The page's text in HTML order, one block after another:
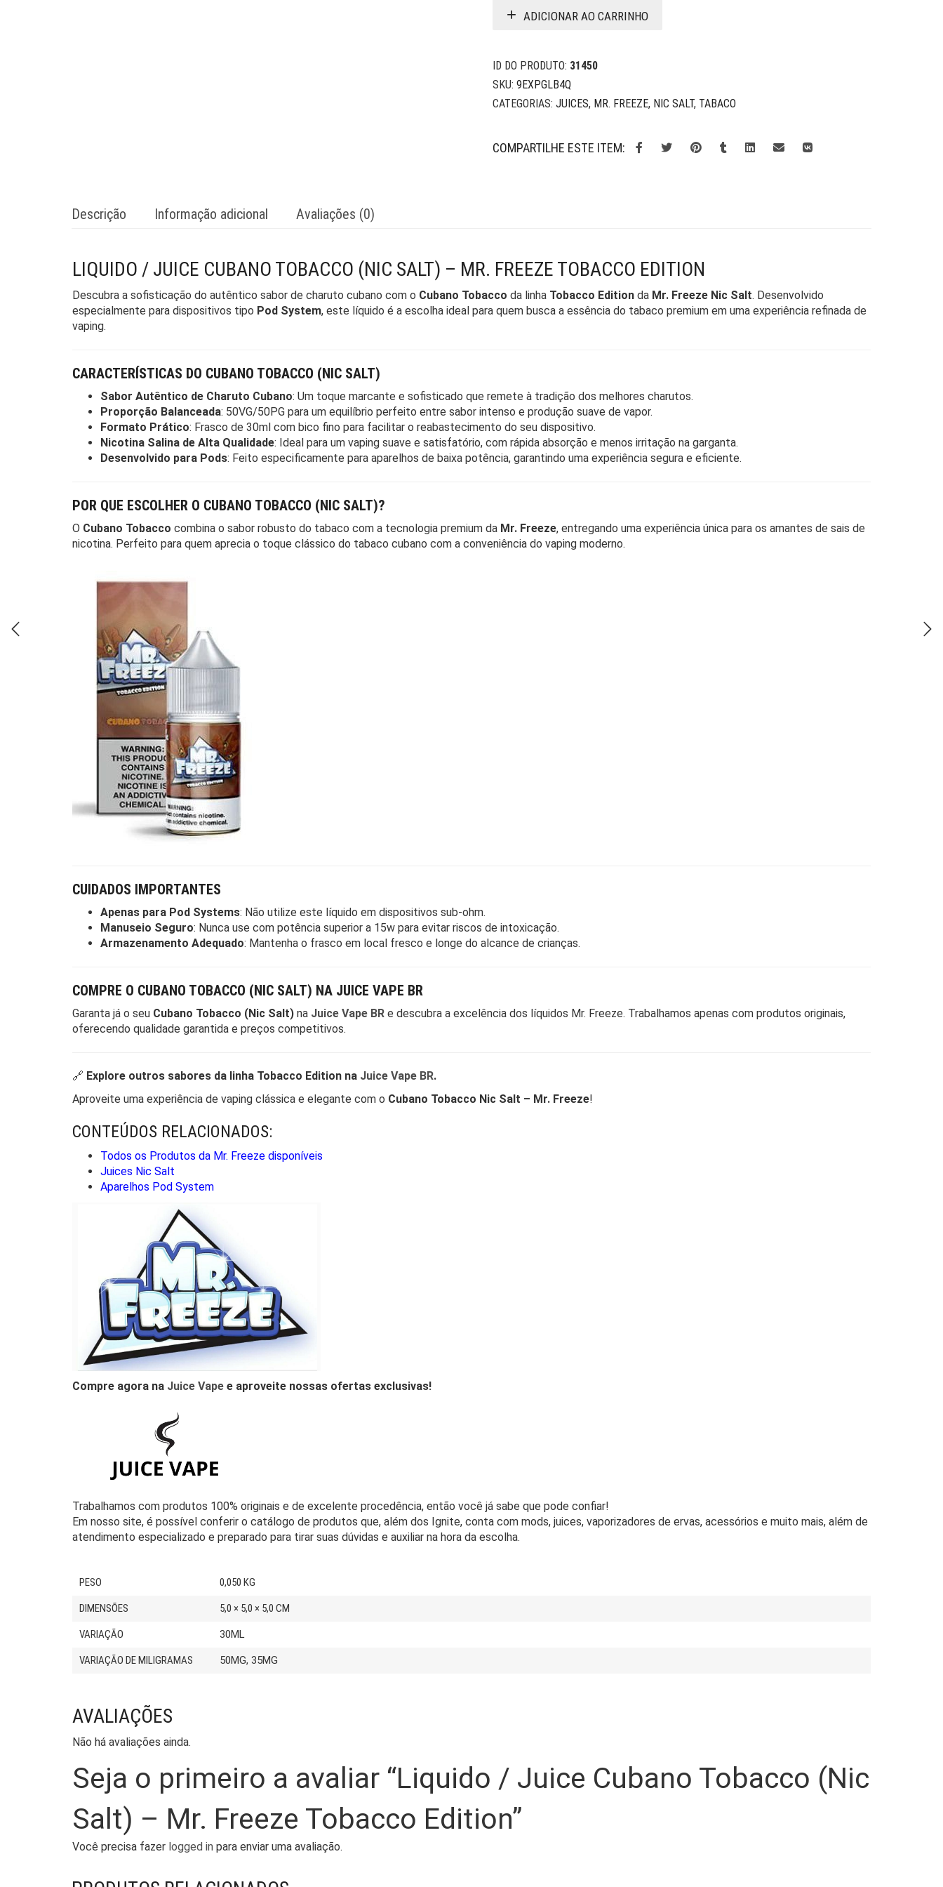
ADICIONAR AO CARRINHO
ID DO PRODUTO: 31450
SKU: 9EXPGLB4Q
CATEGORIAS: JUICES, MR. FREEZE, NIC SALT, TABACO
COMPARTILHE ESTE ITEM:
Descrição Informação adicional Avaliações (0)
LIQUIDO / JUICE CUBANO TOBACCO (NIC SALT) – MR. FREEZE TOBACCO EDITION
Descubra a sofisticação do autêntico sabor de charuto cubano com o Cubano Tobacco da linha Tobacco Edition da Mr. Freeze Nic Salt. Desenvolvido
especialmente para dispositivos tipo Pod System, este líquido é a escolha ideal para quem busca a essência do tabaco premium em uma experiência refinada de
vaping.
CARACTERÍSTICAS DO CUBANO TOBACCO (NIC SALT)
Sabor Autêntico de Charuto Cubano: Um toque marcante e sofisticado que remete à tradição dos melhores charutos.
Proporção Balanceada: 50VG/50PG para um equilíbrio perfeito entre sabor intenso e produção suave de vapor.
Formato Prático: Frasco de 30ml com bico fino para facilitar o reabastecimento do seu dispositivo.
Nicotina Salina de Alta Qualidade: Ideal para um vaping suave e satisfatório, com rápida absorção e menos irritação na garganta.
Desenvolvido para Pods: Feito especificamente para aparelhos de baixa potência, garantindo uma experiência segura e eficiente.
POR QUE ESCOLHER O CUBANO TOBACCO (NIC SALT)?
O Cubano Tobacco combina o sabor robusto do tabaco com a tecnologia premium da Mr. Freeze, entregando uma experiência única para os amantes de sais de
nicotina. Perfeito para quem aprecia o toque clássico do tabaco cubano com a conveniência do vaping moderno.
CUIDADOS IMPORTANTES
Apenas para Pod Systems: Não utilize este líquido em dispositivos sub-ohm.
Manuseio Seguro: Nunca use com potência superior a 15w para evitar riscos de intoxicação.
Armazenamento Adequado: Mantenha o frasco em local fresco e longe do alcance de crianças.
COMPRE O CUBANO TOBACCO (NIC SALT) NA JUICE VAPE BR
Garanta já o seu Cubano Tobacco (Nic Salt) na Juice Vape BR e descubra a excelência dos líquidos Mr. Freeze. Trabalhamos apenas com produtos originais,
oferecendo qualidade garantida e preços competitivos.
🔗 Explore outros sabores da linha Tobacco Edition na Juice Vape BR.
Aproveite uma experiência de vaping clássica e elegante com o Cubano Tobacco Nic Salt – Mr. Freeze!
CONTEÚDOS RELACIONADOS:
Todos os Produtos da Mr. Freeze disponíveis
Juices Nic Salt
Aparelhos Pod System
Compre agora na Juice Vape e aproveite nossas ofertas exclusivas!
Trabalhamos com produtos 100% originais e de excelente procedência, então você já sabe que pode confiar!
Em nosso site, é possível conferir o catálogo de produtos que, além dos Ignite, conta com mods, juices, vaporizadores de ervas, acessórios e muito mais, além de
atendimento especializado e preparado para tirar suas dúvidas e auxiliar na hora da escolha.
PESO 0,050 KG
DIMENSÕES 5,0 × 5,0 × 5,0 CM
VARIAÇÃO 30ML
VARIAÇÃO DE MILIGRAMAS 50MG, 35MG
AVALIAÇÕES
Não há avaliações ainda.
Seja o primeiro a avaliar “Liquido / Juice Cubano Tobacco (Nic
Salt) – Mr. Freeze Tobacco Edition”
Você precisa fazer logged in para enviar uma avaliação.